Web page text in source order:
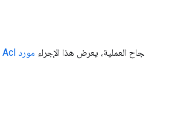
في حال نجاح العملية، يعرض هذا الإجراء مورد Acl